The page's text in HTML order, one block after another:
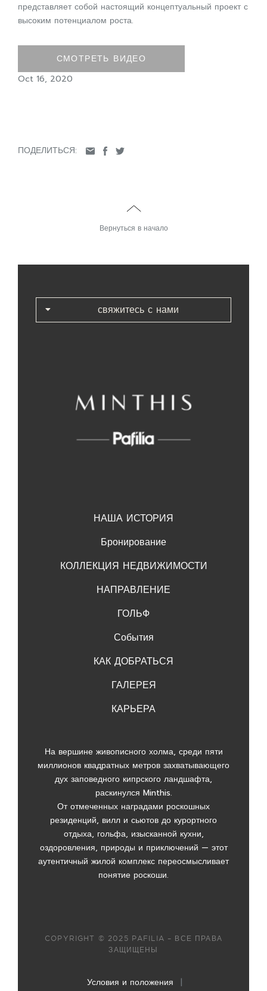
ПОДЕЛИТЬСЯ:
представляет собой настоящий концептуальный проект с
высоким потенциалом роста.
СМОТРЕТЬ ВИДЕО
Oct 16, 2020
Вернуться в начало
свяжитесь с нами
НАША ИСТОРИЯ
Бронирование
КОЛЛЕКЦИЯ НЕДВИЖИМОСТИ
НАПРАВЛЕНИЕ
ГОЛЬФ
События
КАК ДОБРАТЬСЯ
ГАЛЕРЕЯ
КАРЬЕРА
На вершине живописного холма, среди пяти
миллионов квадратных метров захватывающего
дух заповедного кипрского ландшафта,
раскинулся Minthis.
От отмеченных наградами роскошных
резиденций, вилл и сьютов до курортного
отдыха, гольфа, изысканной кухни,
оздоровления, природы и приключений — этот
аутентичный жилой комплекс переосмысливает
понятие роскоши.
COPYRIGHT © 2025 PAFILIA – ВСЕ ПРАВА
ЗАЩИЩЕНЫ
Условия и положения |